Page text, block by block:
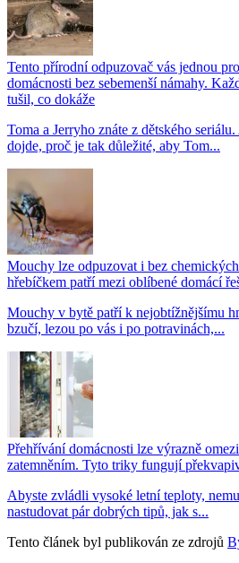
Tento přírodní odpuzovač vás jednou
domácnosti bez sebemenší námahy.
tušil, co dokáže
Toma a Jerryho znáte z dětského
dojde, proč je tak důležité, aby Tom...
Mouchy lze odpuzovat i bez
hřebíčkem patří mezi oblíbené domácí
Mouchy v bytě patří k nejobtížnějšímu
bzučí, lezou po vás i po potravinách,...
Přehřívání domácnosti lze výrazně
zatemněním. Tyto triky fungují
Abyste zvládli vysoké letní teploty,
nastudovat pár dobrých tipů, jak s...
Tento článek byl publikován ze zdrojů